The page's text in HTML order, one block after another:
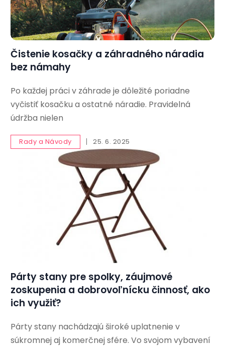
Čistenie kosačky a záhradného náradia
bez námahy
Po každej práci v záhrade je dôležité poriadne
vyčistiť kosačku a ostatné náradie. Pravidelná
údržba nielen
Rady a Návody 25. 6. 2025
Párty stany pre spolky, záujmové
zoskupenia a dobrovoľnícku činnosť, ako
ich využiť?
Párty stany nachádzajú široké uplatnenie v
súkromnej aj komerčnej sfére. Vo svojom vybavení